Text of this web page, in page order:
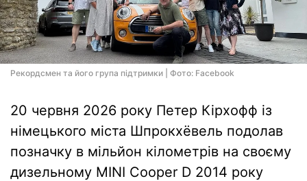
Рекордсмен та його група підтримки | Фото: Facebook
20 червня 2026 року Петер Кірхофф із
німецького міста Шпрокхёвель подолав
позначку в мільйон кілометрів на своєму
дизельному MINI Cooper D 2014 року